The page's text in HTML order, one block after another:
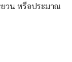
ยวน หรือประมาณ